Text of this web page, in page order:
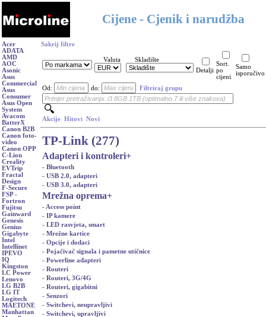
Cijene - Cjenik i narudžba
Acer
ADATA
AMD
AOC
Asonic
Asus
Commercial
Asus
Consumer
Asus Open
System
Avacom
BatterX
Canon B2B
Canon foto-
video
Canon OPP
C-Lion
Creality
EVTrip
Fractal
Design
F-Secure
FSP -
Fortron
Fujitsu
Gainward
Genesis
Genius
Gigabyte
Intel
Intellinet
IPEVO
IQ
Kingston
LC Power
Lenovo
LG B2B
LG IT
Logitech
MAETONE
Manhattan
Sakrij filtre
Valuta
Skladište
Detalji
Sort.
po
cijeni
Samo
isporučivo
Od: do: Filtriraj grupu
Akcije Hitovi Novi
TP-Link (277)
Adapteri i kontroleri+
- Bluetooth
- USB 2.0, adapteri
- USB 3.0, adapteri
Mrežna oprema+
- Access point
- IP kamere
- LED rasvjeta, smart
- Mrežne kartice
- Opcije i dodaci
- Pojačivač signala i pametne utičnice
- Powerline adapteri
- Routeri
- Routeri, 3G/4G
- Routeri, gigabitni
- Senzori
- Switchevi, neupravljivi
- Switchevi, upravljivi